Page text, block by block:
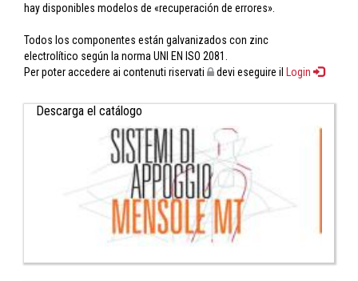
hay disponibles modelos de «recuperación de errores».
Todos los componentes están galvanizados con zinc
electrolítico según la norma UNI EN ISO 2081.
Per poter accedere ai contenuti riservati
devi eseguire il Login
Descarga el catálogo